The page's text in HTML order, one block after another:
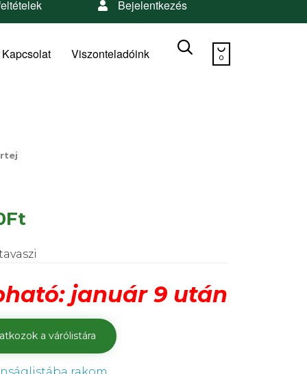
Bejelentkezés
Skip
Kapcsolat Viszonteladóink  
0
Ft
január 9 után